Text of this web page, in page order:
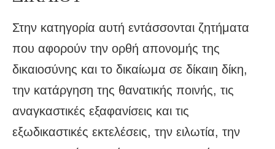
Στην κατηγορία αυτή εντάσσονται ζητήματα
που αφορούν την ορθή απονομής της
δικαιοσύνης και το δικαίωμα σε δίκαιη δίκη,
την κατάργηση της θανατικής ποινής, τις
αναγκαστικές εξαφανίσεις και τις
εξωδικαστικές εκτελέσεις, την ειλωτία, την